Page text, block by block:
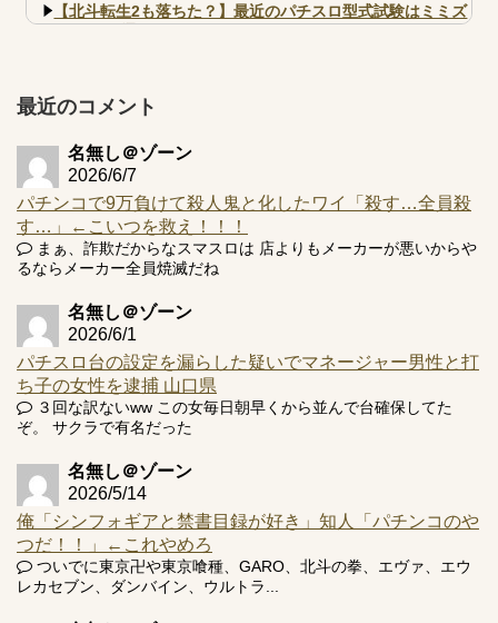
【北斗転生2も落ちた？】最近のパチスロ型式試験はミミズ
アズールレーン スロット評価はコイン持ちの悪い疑似ボ天
Powered by livedoor 相互RSS
最近のコメント
名無し＠ゾーン
2026/6/7
パチンコで9万負けて殺人鬼と化したワイ「殺す…全員殺
す…」←こいつを救え！！！
まぁ、詐欺だからなスマスロは 店よりもメーカーが悪いからや
るならメーカー全員焼滅だね
名無し＠ゾーン
2026/6/1
パチスロ台の設定を漏らした疑いでマネージャー男性と打
ち子の女性を逮捕 山口県
３回な訳ないww この女毎日朝早くから並んで台確保してた
ぞ。 サクラで有名だった
名無し＠ゾーン
2026/5/14
俺「シンフォギアと禁書目録が好き」知人「パチンコのや
つだ！！」←これやめろ
ついでに東京卍や東京喰種、GARO、北斗の拳、エヴァ、エウ
レカセブン、ダンバイン、ウルトラ...